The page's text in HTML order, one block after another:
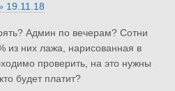
19.11.18
Админ по вечерам? Сотни
из них лажа, нарисованная в
проверить, на это нужны
будет платит?